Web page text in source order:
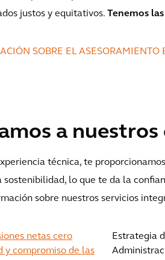
justos y equitativos. Tenemos
SOBRE EL
a
técnica, te
lo que te da la
sobre nuestros servicios
netas cero
Estrategia
y compromiso de las